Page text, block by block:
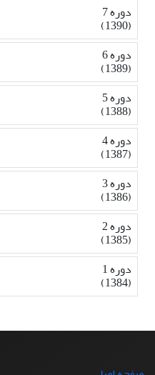
دوره 7
(1390)
دوره 6
(1389)
دوره 5
(1388)
دوره 4
(1387)
دوره 3
(1386)
دوره 2
(1385)
دوره 1
(1384)